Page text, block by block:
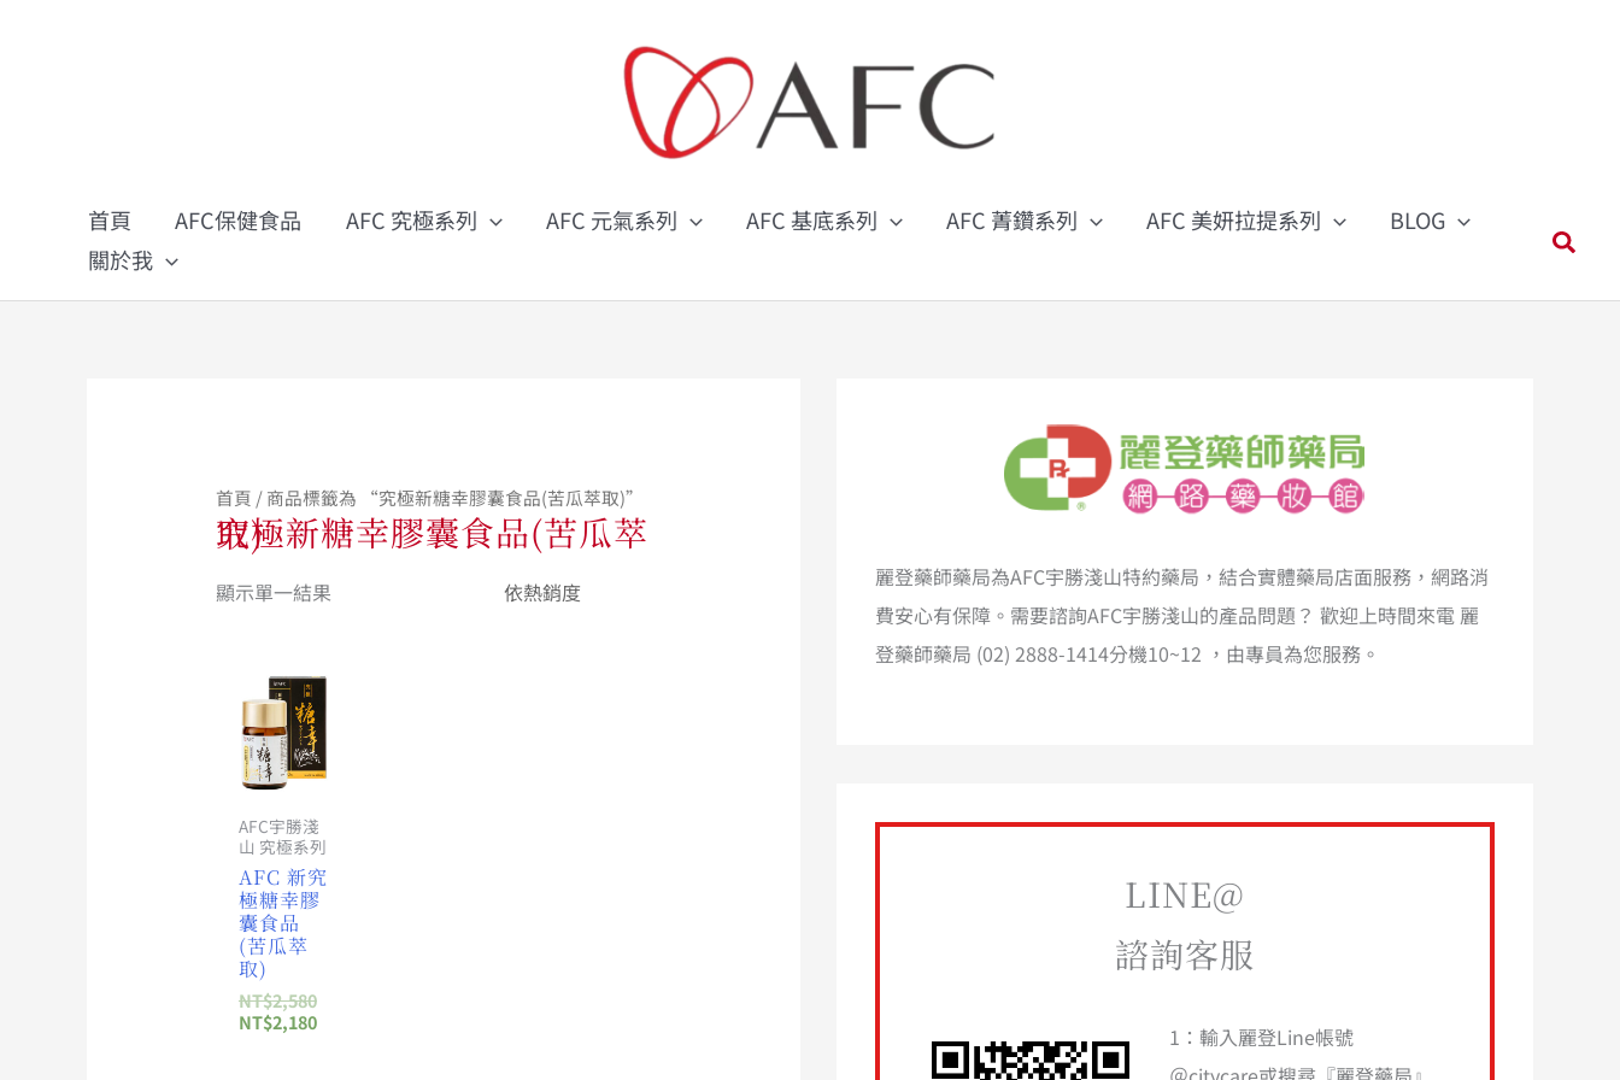
首頁 AFC保健食品 AFC 究極系列 AFC 元氣系列 AFC 基底系列 AFC 菁鑽系列 AFC 美妍拉提系列
BLOG
關於我
首頁 / 商品標籤為 “究極新糖幸膠囊食品(苦瓜萃取)”
究極新糖幸膠囊食品(苦瓜萃取)
顯示單一結果
AFC宇勝淺
山 究極系列
AFC 新究
極糖幸膠
囊食品
(苦瓜萃
取)
NT$2,580
原
價
格：
NT$2,580。
NT$2,180
目
價
格：
NT$2,180。
麗登藥師藥局為AFC宇勝淺山特約藥局，結合實體藥局店面服務，網路消
費安心有保障。需要諮詢AFC宇勝淺山的產品問題？ 歡迎上時間來電 麗
登藥師藥局 (02) 2888-1414分機10~12 ，由專員為您服務。
LINE@
諮詢客服
1：輸入麗登Line帳號
: